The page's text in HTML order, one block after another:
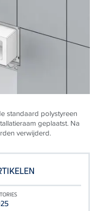
standaard polystyreen
geplaatst. Na
verwijderd.